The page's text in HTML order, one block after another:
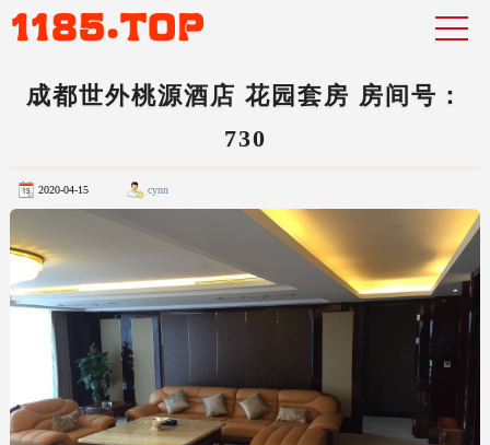
成都世外桃源酒店 花园套房 房间号：
730
2020-04-15 cynn